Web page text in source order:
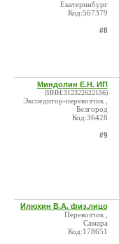
Екатеринбург
Код:567379
#8
Миндолин Е.Н. ИП
(ИНН:312322622156)
Экспедитор-перевозчик ,
Белгород
Код:36428
#9
Илюхин В.А. физ.лицо
Перевозчик ,
Самара
Код:178651